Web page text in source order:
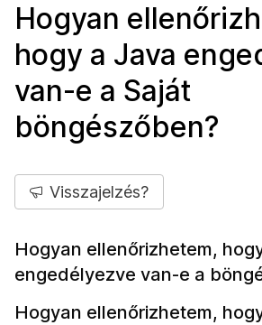
Hogyan
hogy a Java
van-e a Saját
böngészőben?
Visszajelzés?
Hogyan ellenőrizhetem,
engedélyezve van-e a
Hogyan ellenőrizhetem,